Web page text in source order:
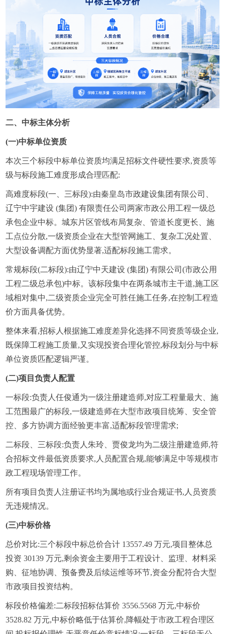
二、中标主体分析
(一)中标单位资质
本次三个标段中标单位资质均满足招标文件硬性要求,资质等
级与标段施工难度形成合理匹配:
高难度标段(一、三标段):由秦皇岛市政建设集团有限公司、
辽宁中宇建设 (集团) 有限责任公司两家市政公用工程一级总
承包企业中标。城东片区管线布局复杂、管道长度更长、施
工点位分散,一级资质企业在大型管网施工、复杂工况处置、
大型设备调配方面优势显著,适配标段施工需求。
常规标段(二标段):由辽宁中天建设 (集团) 有限公司(市政公用
工程二级总承包)中标。该标段集中在两条城市主干道,施工区
域相对集中,二级资质企业完全可胜任施工任务,在控制工程造
价方面具备优势。
整体来看,招标人根据施工难度差异化选择不同资质等级企业,
既保障工程施工质量,又实现投资合理化管控,标段划分与中标
单位资质匹配逻辑严谨。
(二)项目负责人配置
一标段:负责人任俊通为一级注册建造师,对应工程量最大、施
工范围最广的标段,一级建造师在大型市政项目统筹、安全管
控、多方协调方面经验更丰富,适配标段管理需求;
二标段、三标段:负责人朱玲、贾俊龙均为二级注册建造师,符
合招标文件最低资质要求,人员配置合规,能够满足中等规模市
政工程现场管理工作。
所有项目负责人注册证书均为属地或行业合规证书,人员资质
无违规情况。
(三)中标价格
总价对比:三个标段中标总价合计 13557.49 万元,项目整体总
投资 30139 万元,剩余资金主要用于工程设计、监理、材料采
购、征地协调、预备费及后续运维等环节,资金分配符合大型
市政项目投资结构。
标段价格偏差:二标段招标估算价 3556.5568 万元,中标价
3528.82 万元,中标价略低于估算价,降幅处于市政工程合理区